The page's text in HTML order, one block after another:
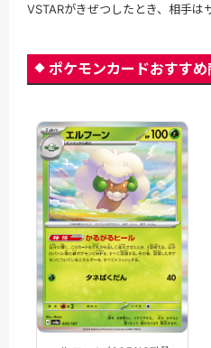
VSTARがきぜつしたとき、相手は
ポケモンカードおすすめ